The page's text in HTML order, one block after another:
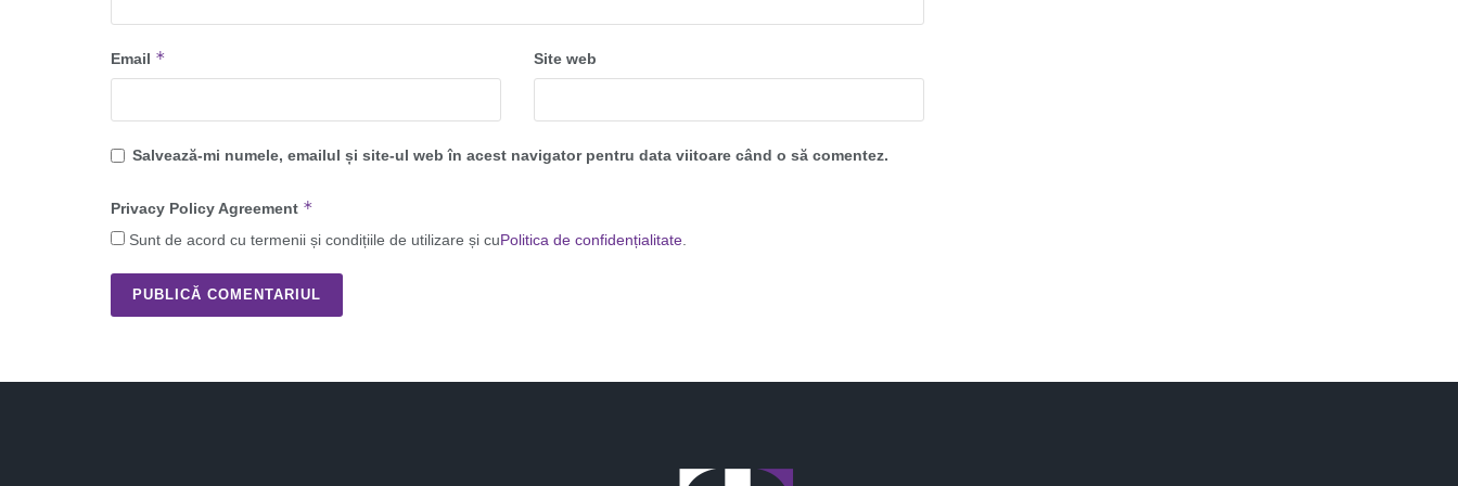
Email * Site web
Salvează-mi numele, emailul și site-ul web în acest navigator pentru data viitoare când o să comentez.
Privacy Policy Agreement *
Sunt de acord cu termenii și condițiile de utilizare și cuPolitica de confidențialitate